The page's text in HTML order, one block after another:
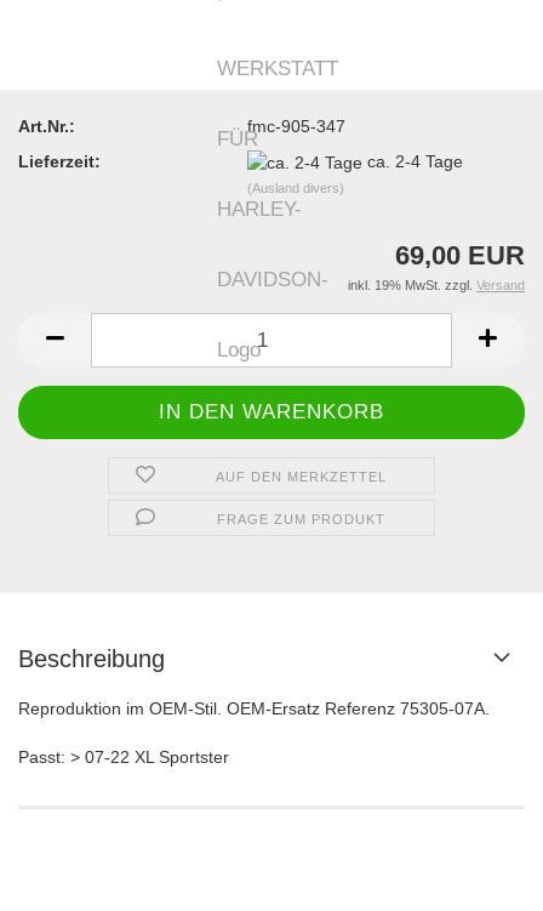
Art.Nr.:
fmc-905-347
Lieferzeit:
ca. 2-4 Tage
(Ausland divers)
69,00 EUR
inkl. 19% MwSt. zzgl. Versand
AUF DEN MERKZETTEL
FRAGE ZUM PRODUKT
Beschreibung
Reproduktion im OEM-Stil. OEM-Ersatz Referenz 75305-07A.
Passt: > 07-22 XL Sportster